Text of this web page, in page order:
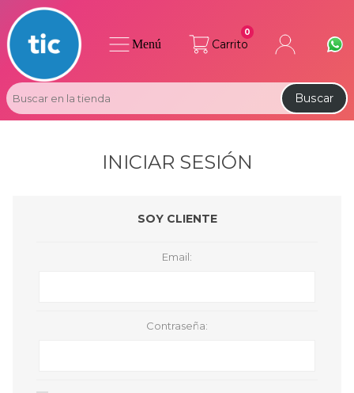
Carrito
0
Buscar
Menú
INICIAR SESIÓN
SOY CLIENTE
Email:
Contraseña: